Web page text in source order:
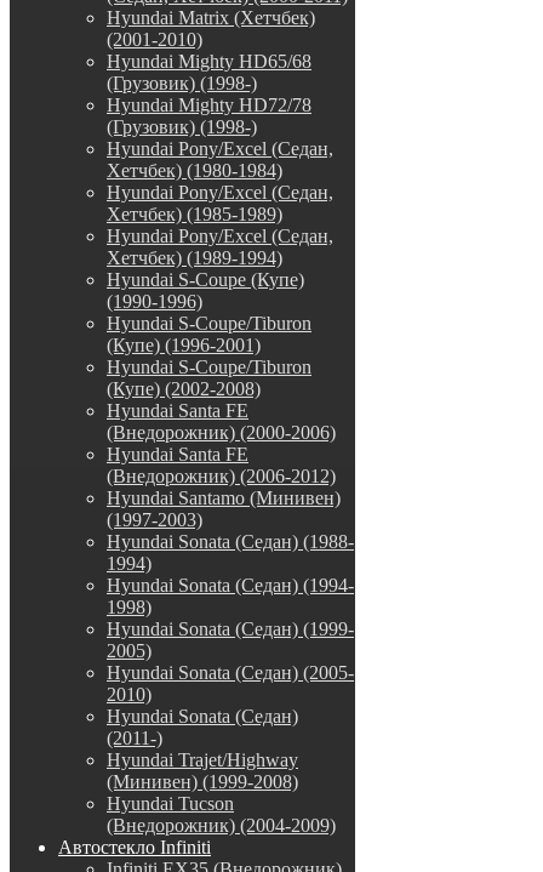
Hyundai Matrix (Хетчбек)
(2001-2010)
Hyundai Mighty HD65/68
(Грузовик) (1998-)
Hyundai Mighty HD72/78
(Грузовик) (1998-)
Hyundai Pony/Excel (Седан,
Хетчбек) (1980-1984)
Hyundai Pony/Excel (Седан,
Хетчбек) (1985-1989)
Hyundai Pony/Excel (Седан,
Хетчбек) (1989-1994)
Hyundai S-Coupe (Купе)
(1990-1996)
Hyundai S-Coupe/Tiburon
(Купе) (1996-2001)
Hyundai S-Coupe/Tiburon
(Купе) (2002-2008)
Hyundai Santa FE
(Внедорожник) (2000-2006)
Hyundai Santa FE
(Внедорожник) (2006-2012)
Hyundai Santamo (Минивен)
(1997-2003)
Hyundai Sonata (Седан) (1988-
1994)
Hyundai Sonata (Седан) (1994-
1998)
Hyundai Sonata (Седан) (1999-
2005)
Hyundai Sonata (Седан) (2005-
2010)
Hyundai Sonata (Седан)
(2011-)
Hyundai Trajet/Highway
(Минивен) (1999-2008)
Hyundai Tucson
(Внедорожник) (2004-2009)
Автостекло Infiniti